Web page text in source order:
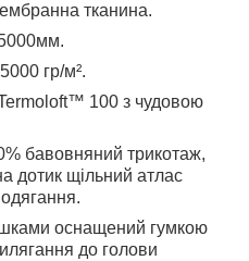
тканина.
5000 гр/м².
100 з чудовою
бавовняний трикотаж,
дотик щільний атлас
оснащений гумкою
до голови